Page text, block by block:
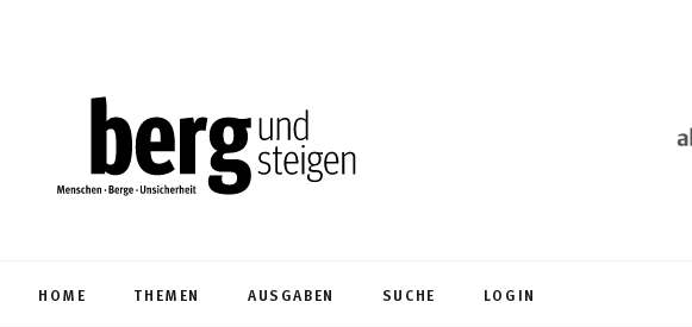
HOME THEMEN AUSGABEN SUCHE LOGIN